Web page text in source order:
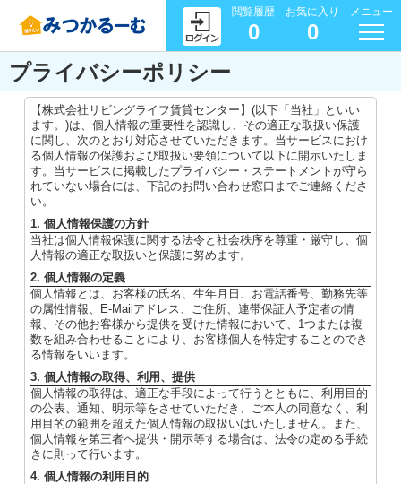
閲覧履歴
0
お気に入り
0
メニュー
プライバシーポリシー
【株式会社リビングライフ賃貸センター】(以下「当社」といい
ます。)は、個人情報の重要性を認識し、その適正な取扱い保護
に関し、次のとおり対応させていただきます。当サービスにおけ
る個人情報の保護および取扱い要領について以下に開示いたしま
す。当サービスに掲載したプライバシー・ステートメントが守ら
れていない場合には、下記のお問い合わせ窓口までご連絡くださ
い。
1. 個人情報保護の方針
当社は個人情報保護に関する法令と社会秩序を尊重・厳守し、個
人情報の適正な取扱いと保護に努めます。
2. 個人情報の定義
個人情報とは、お客様の氏名、生年月日、お電話番号、勤務先等
の属性情報、E-Mailアドレス、ご住所、連帯保証人予定者の情
報、その他お客様から提供を受けた情報において、1つまたは複
数を組み合わせることにより、お客様個人を特定することのでき
る情報をいいます。
3. 個人情報の取得、利用、提供
個人情報の取得は、適正な手段によって行うとともに、利用目的
の公表、通知、明示等をさせていただき、ご本人の同意なく、利
用目的の範囲を超えた個人情報の取扱いはいたしません。また、
個人情報を第三者へ提供・開示等する場合は、法令の定める手続
きに則って行います。
4. 個人情報の利用目的